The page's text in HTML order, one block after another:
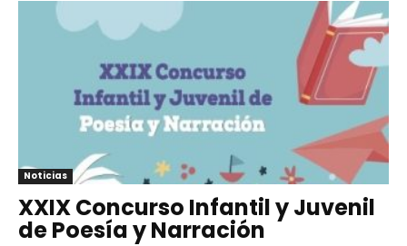
Noticias
XXIX Concurso Infantil y Juvenil
de Poesía y Narración